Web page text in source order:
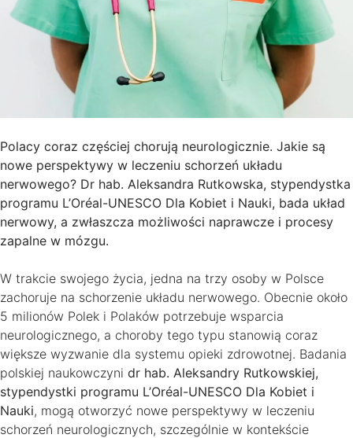
Polacy coraz częściej chorują neurologicznie. Jakie są
nowe perspektywy w leczeniu schorzeń układu
nerwowego? Dr hab. Aleksandra Rutkowska, stypendystka
programu L’Oréal-UNESCO Dla Kobiet i Nauki, bada układ
nerwowy, a zwłaszcza możliwości naprawcze i procesy
zapalne w mózgu.
W trakcie swojego życia, jedna na trzy osoby w Polsce
zachoruje na schorzenie układu nerwowego. Obecnie około
5 milionów Polek i Polaków potrzebuje wsparcia
neurologicznego, a choroby tego typu stanowią coraz
większe wyzwanie dla systemu opieki zdrowotnej. Badania
polskiej naukowczyni dr hab. Aleksandry Rutkowskiej,
stypendystki programu L’Oréal-UNESCO Dla Kobiet i
Nauki, mogą otworzyć nowe perspektywy w leczeniu
schorzeń neurologicznych, szczególnie w kontekście